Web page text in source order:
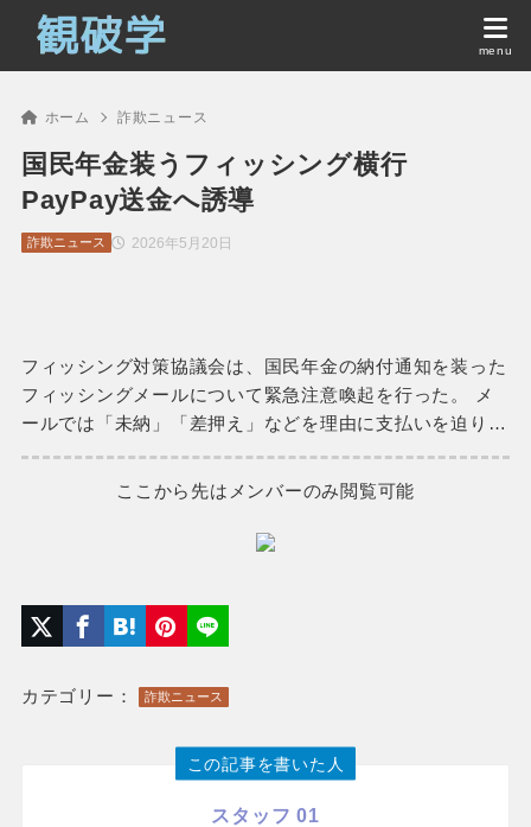
ホーム 詐欺ニュース
国民年金装うフィッシング横行
PayPay送金へ誘導
2026年5月20日
詐欺ニュース
フィッシング対策協議会は、国民年金の納付通知を装った
フィッシングメールについて緊急注意喚起を行った。 メ
ールでは「未納」「差押え」などを理由に支払いを迫り…
ここから先はメンバーのみ閲覧可能
カテゴリー： 詐欺ニュース
この記事を書いた人
スタッフ 01